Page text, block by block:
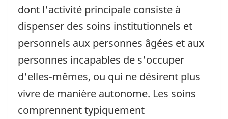
dont l'activité principale consiste à
dispenser des soins institutionnels et
personnels aux personnes âgées et aux
personnes incapables de s'occuper
d'elles-mêmes, ou qui ne désirent plus
vivre de manière autonome. Les soins
comprennent typiquement